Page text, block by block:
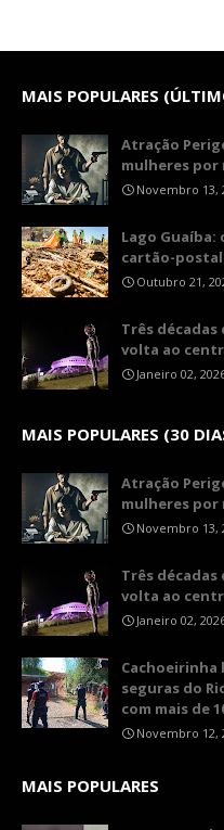
MAIS POPULARES
Atração
mulheres por
Novembro 13,
Lago
cartão-
Outubro 21,
Três décadas
volta ao
Janeiro 02,
MAIS POPULARES (30
Atração
mulheres por
Novembro 13,
Três décadas
volta ao
Janeiro 02,
Cachoeirinha
seguras do
com mais de
Novembro 12,
MAIS POPULARES